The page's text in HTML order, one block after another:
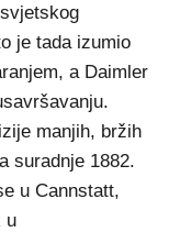
je tada izumio
a Daimler
manjih, bržih
suradnje 1882.
u Cannstatt,
u